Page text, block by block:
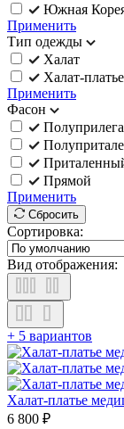
Южная
Применить
Тип одежды
Халат
Халат-платье
Применить
Фасон
Прямой
Применить
Сбросить
Сортировка:
Вид отображения:
+ 5 вариантов
Халат-платье
6 800 ₽